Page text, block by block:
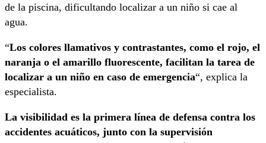
de la piscina, dificultando localizar a un niño si cae al
agua.
“Los colores llamativos y contrastantes, como el rojo, el
naranja o el amarillo fluorescente, facilitan la tarea de
localizar a un niño en caso de emergencia“, explica la
especialista.
La visibilidad es la primera línea de defensa contra los
accidentes acuáticos, junto con la supervisión